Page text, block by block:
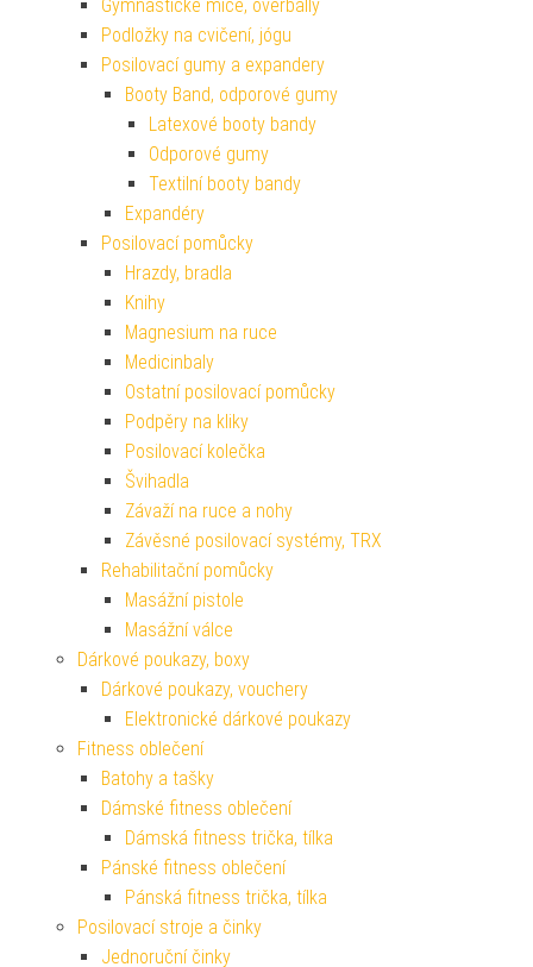
Gymnastické míče, overbally
Podložky na cvičení, jógu
Posilovací gumy a expandery
Booty Band, odporové gumy
Latexové booty bandy
Odporové gumy
Textilní booty bandy
Expandéry
Posilovací pomůcky
Hrazdy, bradla
Knihy
Magnesium na ruce
Medicinbaly
Ostatní posilovací pomůcky
Podpěry na kliky
Posilovací kolečka
Švihadla
Závaží na ruce a nohy
Závěsné posilovací systémy, TRX
Rehabilitační pomůcky
Masážní pistole
Masážní válce
Dárkové poukazy, boxy
Dárkové poukazy, vouchery
Elektronické dárkové poukazy
Fitness oblečení
Batohy a tašky
Dámské fitness oblečení
Dámská fitness trička, tílka
Pánské fitness oblečení
Pánská fitness trička, tílka
Posilovací stroje a činky
Jednoruční činky